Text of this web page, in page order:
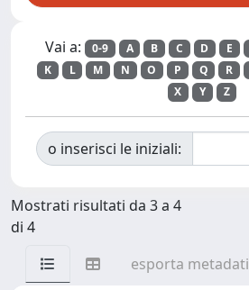
Vai a: 0-9 A B C D E
K
L M N O P Q R
X
Y Z
o inserisci le iniziali:
Mostrati risultati da 3 a 4
di 4
esporta metadati